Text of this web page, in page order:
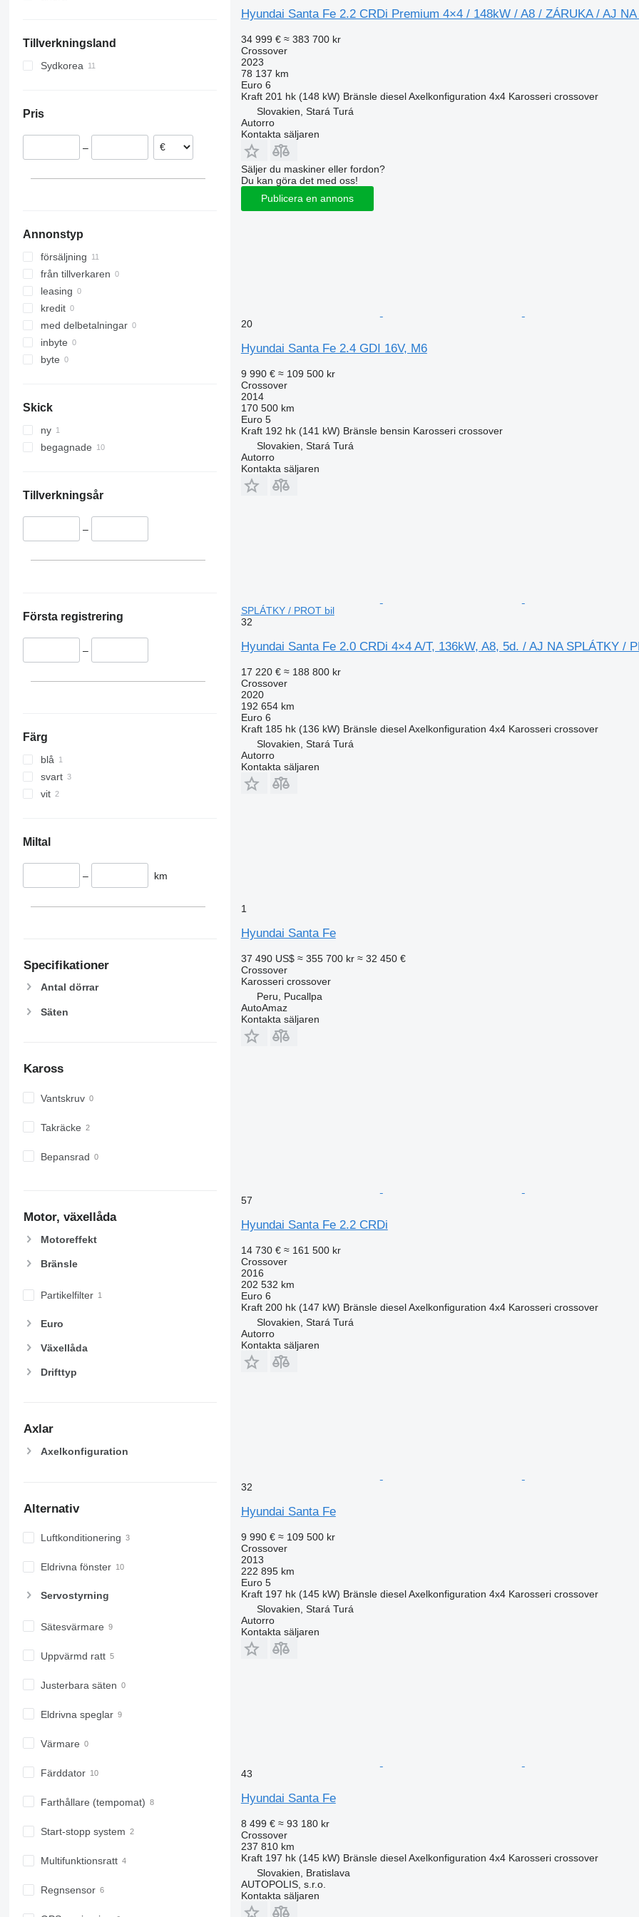
Tillverkningsland
Sydkorea
Pris
–
Annonstyp
försäljning
från tillverkaren
leasing
kredit
med delbetalningar
inbyte
byte
Skick
ny
begagnade
Tillverkningsår
–
Första registrering
–
Färg
blå
svart
vit
Miltal
– km
Specifikationer
Antal dörrar
Säten
Kaross
Vantskruv
Takräcke
Bepansrad
Motor, växellåda
Motoreffekt
Bränsle
Partikelfilter
Euro
Växellåda
Drifttyp
Axlar
Axelkonfiguration
Alternativ
Luftkonditionering
Eldrivna fönster
Servostyrning
Sätesvärmare
Uppvärmd ratt
Justerbara säten
Eldrivna speglar
Värmare
Färddator
Farthållare (tempomat)
Start-stopp system
Multifunktionsratt
Regnsensor
Hyundai Santa Fe 2.2 CRDi Premium 4×4 / 148kW / A8 / ZÁRUKA / AJ NA
34 999 € ≈ 383 700 kr
Crossover
2023
78 137 km
Euro 6
Kraft 201 hk (148 kW) Bränsle diesel Axelkonfiguration 4x4 Karosseri crossover
Slovakien, Stará Turá
Autorro
Kontakta säljaren
Säljer du maskiner eller fordon?
Du kan göra det med oss!
Publicera en annons
20
Hyundai Santa Fe 2.4 GDI 16V, M6
9 990 € ≈ 109 500 kr
Crossover
2014
170 500 km
Euro 5
Kraft 192 hk (141 kW) Bränsle bensin Karosseri crossover
Slovakien, Stará Turá
Autorro
Kontakta säljaren
SPLÁTKY / PROT bil
32
Hyundai Santa Fe 2.0 CRDi 4×4 A/T, 136kW, A8, 5d. / AJ NA SPLÁTKY /
17 220 € ≈ 188 800 kr
Crossover
2020
192 654 km
Euro 6
Kraft 185 hk (136 kW) Bränsle diesel Axelkonfiguration 4x4 Karosseri crossover
Slovakien, Stará Turá
Autorro
Kontakta säljaren
1
Hyundai Santa Fe
37 490 US$ ≈ 355 700 kr ≈ 32 450 €
Crossover
Karosseri crossover
Peru, Pucallpa
AutoAmaz
Kontakta säljaren
57
Hyundai Santa Fe 2.2 CRDi
14 730 € ≈ 161 500 kr
Crossover
2016
202 532 km
Euro 6
Kraft 200 hk (147 kW) Bränsle diesel Axelkonfiguration 4x4 Karosseri crossover
Slovakien, Stará Turá
Autorro
Kontakta säljaren
32
Hyundai Santa Fe
9 990 € ≈ 109 500 kr
Crossover
2013
222 895 km
Euro 5
Kraft 197 hk (145 kW) Bränsle diesel Axelkonfiguration 4x4 Karosseri crossover
Slovakien, Stará Turá
Autorro
Kontakta säljaren
43
Hyundai Santa Fe
8 499 € ≈ 93 180 kr
Crossover
237 810 km
Kraft 197 hk (145 kW) Bränsle diesel Axelkonfiguration 4x4 Karosseri crossover
Slovakien, Bratislava
AUTOPOLIS, s.r.o.
Kontakta säljaren